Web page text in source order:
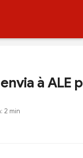
à
2 min